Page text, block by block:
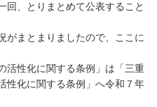
回、とりまとめて公表すること
まとまりましたので、ここに
活性化に関する条例」は「三重
性化に関する条例」へ令和７年